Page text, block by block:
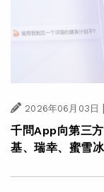
2026年06月03日 |
千問App向第三
基、瑞幸、蜜雪